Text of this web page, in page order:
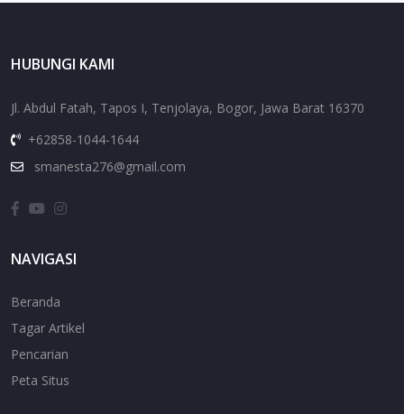
HUBUNGI KAMI
Jl. Abdul Fatah, Tapos I, Tenjolaya, Bogor, Jawa Barat 16370
+62858-1044-1644
smanesta276@gmail.com
NAVIGASI
Beranda
Tagar Artikel
Pencarian
Peta Situs